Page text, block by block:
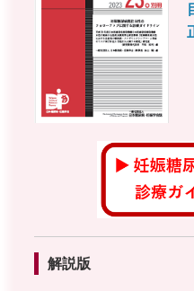
解説版